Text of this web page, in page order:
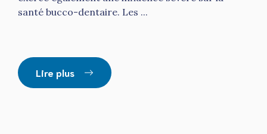
santé bucco-dentaire. Les ...
Lire plus